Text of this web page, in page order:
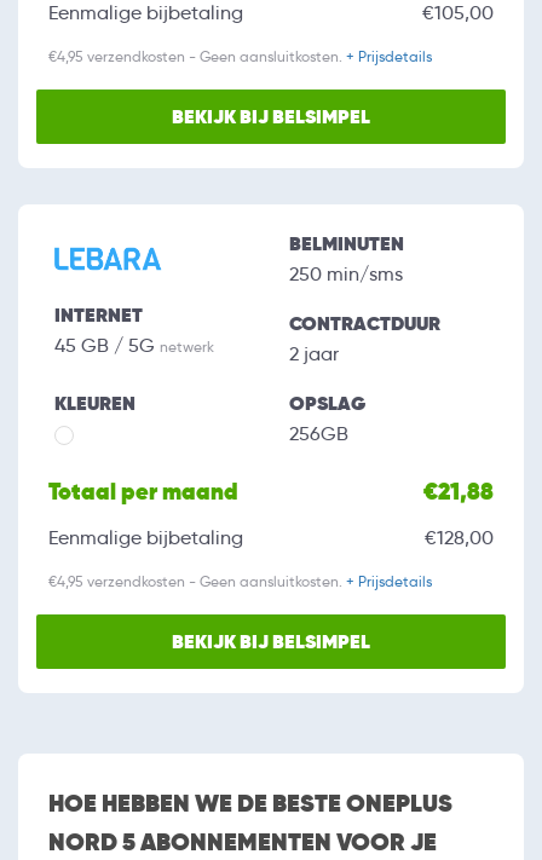
Eenmalige bijbetaling €105,00
€4,95 verzendkosten - Geen aansluitkosten. + Prijsdetails
BEKIJK BIJ BELSIMPEL
INTERNET
45 GB / 5G netwerk
BELMINUTEN
250 min/sms
CONTRACTDUUR
2 jaar
KLEUREN OPSLAG
256GB
Totaal per maand €21,88
Eenmalige bijbetaling €128,00
€4,95 verzendkosten - Geen aansluitkosten. + Prijsdetails
BEKIJK BIJ BELSIMPEL
HOE HEBBEN WE DE BESTE ONEPLUS
NORD 5 ABONNEMENTEN VOOR JE